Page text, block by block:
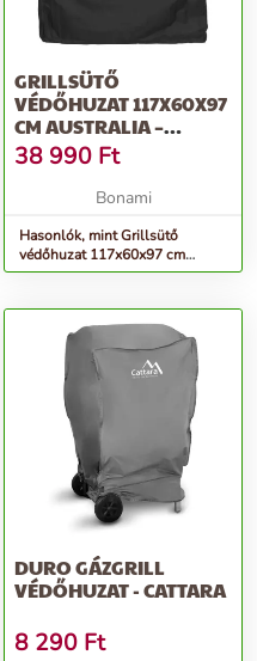
GRILLSÜTŐ
VÉDŐHUZAT 117X60X97
CM AUSTRALIA –
OUTDOORCHEF
38 990 Ft
Bonami
Hasonlók, mint Grillsütő
védőhuzat 117x60x97 cm
Australia – Outdoorchef
DURO GÁZGRILL
VÉDŐHUZAT - CATTARA
8 290 Ft